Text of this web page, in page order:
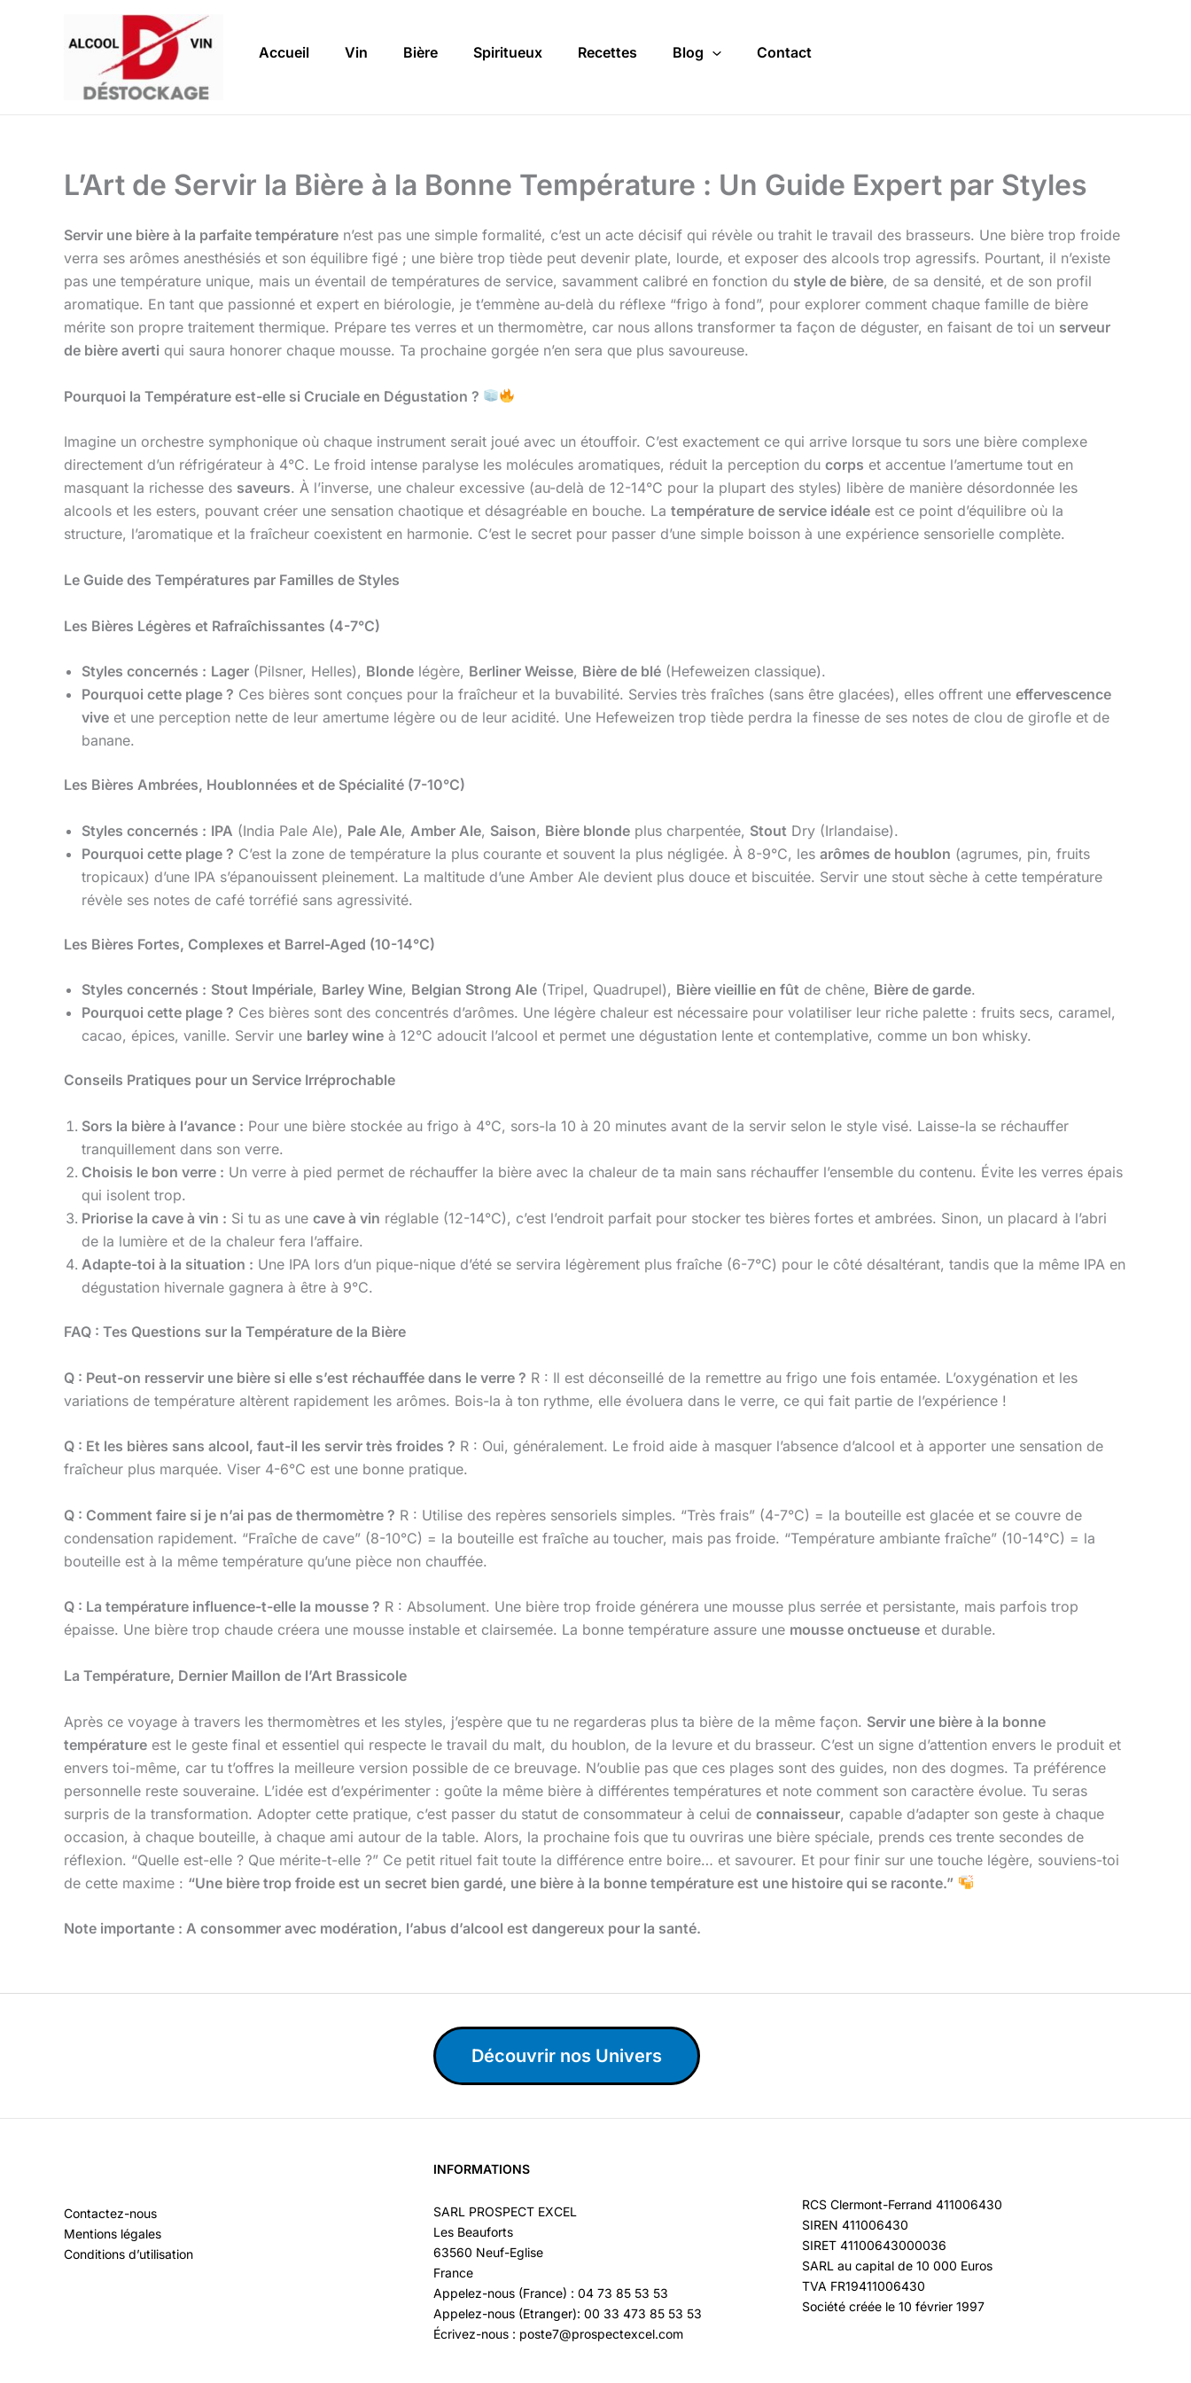
Accueil Vin Bière Spiritueux Recettes Blog Contact
L’Art de Servir la Bière à la Bonne Température : Un Guide Expert par Styles
Servir une bière à la parfaite température n’est pas une simple formalité, c’est un acte décisif qui révèle ou trahit le travail des brasseurs. Une bière trop froide
verra ses arômes anesthésiés et son équilibre figé ; une bière trop tiède peut devenir plate, lourde, et exposer des alcools trop agressifs. Pourtant, il n’existe
pas une température unique, mais un éventail de températures de service, savamment calibré en fonction du style de bière, de sa densité, et de son profil
aromatique. En tant que passionné et expert en biérologie, je t’emmène au-delà du réflexe “frigo à fond”, pour explorer comment chaque famille de bière
mérite son propre traitement thermique. Prépare tes verres et un thermomètre, car nous allons transformer ta façon de déguster, en faisant de toi un serveur
de bière averti qui saura honorer chaque mousse. Ta prochaine gorgée n’en sera que plus savoureuse.
Pourquoi la Température est-elle si Cruciale en Dégustation ?
Imagine un orchestre symphonique où chaque instrument serait joué avec un étouffoir. C’est exactement ce qui arrive lorsque tu sors une bière complexe
directement d’un réfrigérateur à 4°C. Le froid intense paralyse les molécules aromatiques, réduit la perception du corps et accentue l’amertume tout en
masquant la richesse des saveurs. À l’inverse, une chaleur excessive (au-delà de 12-14°C pour la plupart des styles) libère de manière désordonnée les
alcools et les esters, pouvant créer une sensation chaotique et désagréable en bouche. La température de service idéale est ce point d’équilibre où la
structure, l’aromatique et la fraîcheur coexistent en harmonie. C’est le secret pour passer d’une simple boisson à une expérience sensorielle complète.
Le Guide des Températures par Familles de Styles
Les Bières Légères et Rafraîchissantes (4-7°C)
Styles concernés : Lager (Pilsner, Helles), Blonde légère, Berliner Weisse, Bière de blé (Hefeweizen classique).
Pourquoi cette plage ? Ces bières sont conçues pour la fraîcheur et la buvabilité. Servies très fraîches (sans être glacées), elles offrent une effervescence
vive et une perception nette de leur amertume légère ou de leur acidité. Une Hefeweizen trop tiède perdra la finesse de ses notes de clou de girofle et de
banane.
Les Bières Ambrées, Houblonnées et de Spécialité (7-10°C)
Styles concernés : IPA (India Pale Ale), Pale Ale, Amber Ale, Saison, Bière blonde plus charpentée, Stout Dry (Irlandaise).
Pourquoi cette plage ? C’est la zone de température la plus courante et souvent la plus négligée. À 8-9°C, les arômes de houblon (agrumes, pin, fruits
tropicaux) d’une IPA s’épanouissent pleinement. La maltitude d’une Amber Ale devient plus douce et biscuitée. Servir une stout sèche à cette température
révèle ses notes de café torréfié sans agressivité.
Les Bières Fortes, Complexes et Barrel-Aged (10-14°C)
Styles concernés : Stout Impériale, Barley Wine, Belgian Strong Ale (Tripel, Quadrupel), Bière vieillie en fût de chêne, Bière de garde.
Pourquoi cette plage ? Ces bières sont des concentrés d’arômes. Une légère chaleur est nécessaire pour volatiliser leur riche palette : fruits secs, caramel,
cacao, épices, vanille. Servir une barley wine à 12°C adoucit l’alcool et permet une dégustation lente et contemplative, comme un bon whisky.
Conseils Pratiques pour un Service Irréprochable
Sors la bière à l’avance : Pour une bière stockée au frigo à 4°C, sors-la 10 à 20 minutes avant de la servir selon le style visé. Laisse-la se réchauffer
tranquillement dans son verre.
Choisis le bon verre : Un verre à pied permet de réchauffer la bière avec la chaleur de ta main sans réchauffer l’ensemble du contenu. Évite les verres épais
qui isolent trop.
Priorise la cave à vin : Si tu as une cave à vin réglable (12-14°C), c’est l’endroit parfait pour stocker tes bières fortes et ambrées. Sinon, un placard à l’abri
de la lumière et de la chaleur fera l’affaire.
Adapte-toi à la situation : Une IPA lors d’un pique-nique d’été se servira légèrement plus fraîche (6-7°C) pour le côté désaltérant, tandis que la même IPA en
dégustation hivernale gagnera à être à 9°C.
FAQ : Tes Questions sur la Température de la Bière
Q : Peut-on resservir une bière si elle s’est réchauffée dans le verre ? R : Il est déconseillé de la remettre au frigo une fois entamée. L’oxygénation et les
variations de température altèrent rapidement les arômes. Bois-la à ton rythme, elle évoluera dans le verre, ce qui fait partie de l’expérience !
Q : Et les bières sans alcool, faut-il les servir très froides ? R : Oui, généralement. Le froid aide à masquer l’absence d’alcool et à apporter une sensation de
fraîcheur plus marquée. Viser 4-6°C est une bonne pratique.
Q : Comment faire si je n’ai pas de thermomètre ? R : Utilise des repères sensoriels simples. “Très frais” (4-7°C) = la bouteille est glacée et se couvre de
condensation rapidement. “Fraîche de cave” (8-10°C) = la bouteille est fraîche au toucher, mais pas froide. “Température ambiante fraîche” (10-14°C) = la
bouteille est à la même température qu’une pièce non chauffée.
Q : La température influence-t-elle la mousse ? R : Absolument. Une bière trop froide générera une mousse plus serrée et persistante, mais parfois trop
épaisse. Une bière trop chaude créera une mousse instable et clairsemée. La bonne température assure une mousse onctueuse et durable.
La Température, Dernier Maillon de l’Art Brassicole
Après ce voyage à travers les thermomètres et les styles, j’espère que tu ne regarderas plus ta bière de la même façon. Servir une bière à la bonne
température est le geste final et essentiel qui respecte le travail du malt, du houblon, de la levure et du brasseur. C’est un signe d’attention envers le produit et
envers toi-même, car tu t’offres la meilleure version possible de ce breuvage. N’oublie pas que ces plages sont des guides, non des dogmes. Ta préférence
personnelle reste souveraine. L’idée est d’expérimenter : goûte la même bière à différentes températures et note comment son caractère évolue. Tu seras
surpris de la transformation. Adopter cette pratique, c’est passer du statut de consommateur à celui de connaisseur, capable d’adapter son geste à chaque
occasion, à chaque bouteille, à chaque ami autour de la table. Alors, la prochaine fois que tu ouvriras une bière spéciale, prends ces trente secondes de
réflexion. “Quelle est-elle ? Que mérite-t-elle ?” Ce petit rituel fait toute la différence entre boire… et savourer. Et pour finir sur une touche légère, souviens-toi
de cette maxime : “Une bière trop froide est un secret bien gardé, une bière à la bonne température est une histoire qui se raconte.”
Note importante : A consommer avec modération, l’abus d’alcool est dangereux pour la santé.
Découvrir nos Univers
Contactez-nous
Mentions légales
Conditions d’utilisation
INFORMATIONS
SARL PROSPECT EXCEL
Les Beauforts
63560 Neuf-Eglise
France
Appelez-nous (France) : 04 73 85 53 53
Appelez-nous (Etranger): 00 33 473 85 53 53
Écrivez-nous : poste7@prospectexcel.com
RCS Clermont-Ferrand 411006430
SIREN 411006430
SIRET 41100643000036
SARL au capital de 10 000 Euros
TVA FR19411006430
Société créée le 10 février 1997